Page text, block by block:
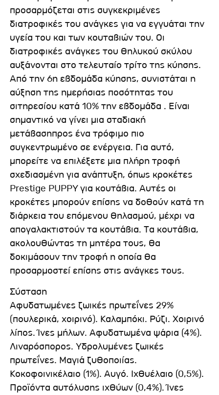
προσαρμόζεται στις συγκεκριμένες
διατροφικές του ανάγκες για να εγγυάται την
υγεία του και των κουταβιών του. Οι
διατροφικές ανάγκες του θηλυκού σκύλου
αυξάνονται στο τελευταίο τρίτο της κύησης.
Από την 6η εβδομάδα κύησης, συνιστάται η
αύξηση της ημερήσιας ποσότητας του
σιτηρεσίου κατά 10% την εβδομάδα . Είναι
σημαντικό να γίνει μια σταδιακή
μετάβασηπρος ένα τρόφιμο πιο
συγκεντρωμένο σε ενέργεια. Για αυτό,
μπορείτε να επιλέξετε μια πλήρη τροφή
σχεδιασμένη για ανάπτυξη, όπως κροκέτες
Prestige PUPPY για κουτάβια. Αυτές οι
κροκέτες μπορούν επίσης να δοθούν κατά τη
διάρκεια του επόμενου θηλασμού, μέχρι να
απογαλακτιστούν τα κουτάβια. Τα κουτάβια,
ακολουθώντας τη μητέρα τους, θα
δοκιμάσουν την τροφή η οποία θα
προσαρμοστεί επίσης στις ανάγκες τους.
Σύσταση
Αφυδατωμένες ζωικές πρωτεΐνες 29%
(πουλερικά, χοιρινό). Καλαμπόκι. Ρύζι. Χοιρινό
λίπος. Ίνες μήλων. Αφυδατωμένα ψάρια (4%).
Λιναρόσπορος. Υδρολυμένες ζωικές
πρωτεΐνες. Μαγιά ζυθοποιίας.
Κοκοφοινικέλαιο (1%). Αυγό. Ιχθυέλαιο (0,5%).
Προϊόντα αυτόλυσης ιχθύων (0,4%). Ίνες